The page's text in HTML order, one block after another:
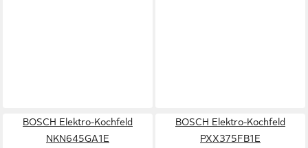
BOSCH Elektro-Kochfeld
NKN645GA1E
BOSCH Elektro-Kochfeld
PXX375FB1E